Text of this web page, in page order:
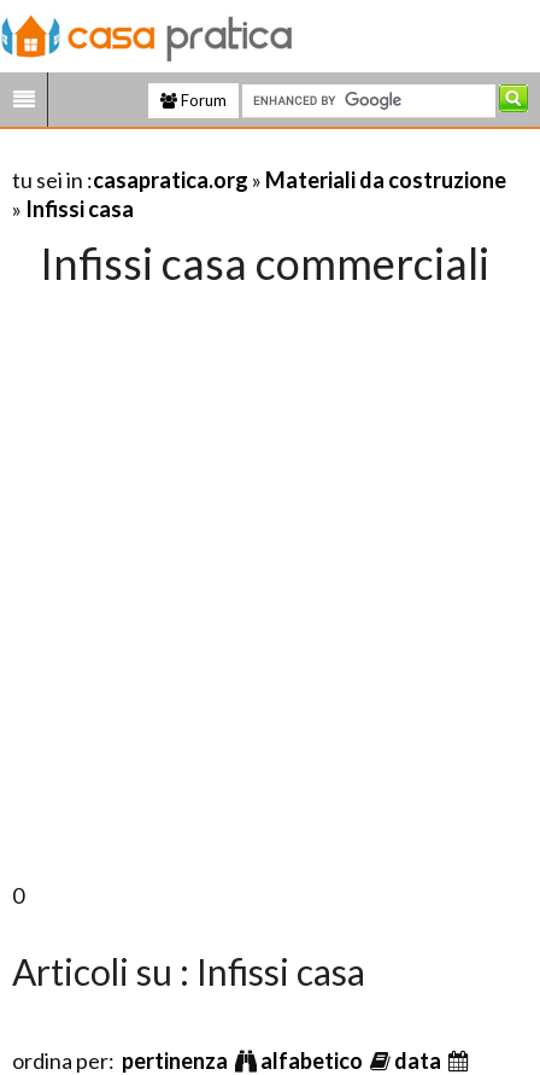
Forum
tu sei in :casapratica.org » Materiali da costruzione
» Infissi casa
Infissi casa commerciali
0
Articoli su : Infissi casa
ordina per: pertinenza alfabetico data